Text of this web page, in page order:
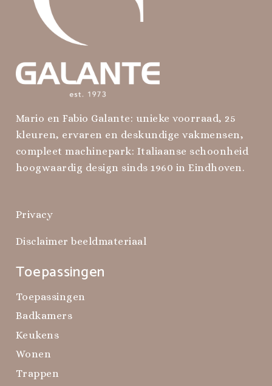
Mario en Fabio Galante: unieke voorraad, 25
kleuren, ervaren en deskundige vakmensen,
compleet machinepark: Italiaanse schoonheid
hoogwaardig design sinds 1960 in Eindhoven.
Privacy
Disclaimer beeldmateriaal
Toepassingen
Toepassingen
Badkamers
Keukens
Wonen
Trappen